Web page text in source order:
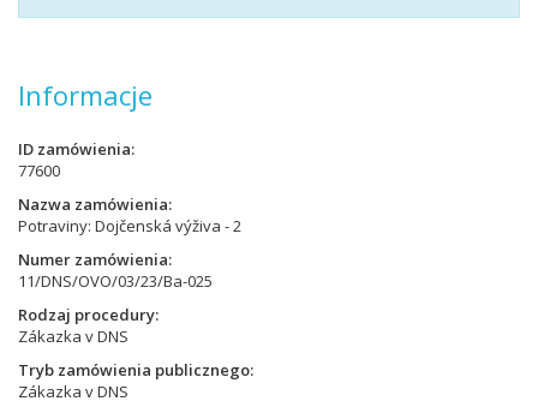
Informacje
ID zamówienia
77600
Nazwa zamówienia
Potraviny: Dojčenská výživa - 2
Numer zamówienia
11/DNS/OVO/03/23/Ba-025
Rodzaj procedury
Zákazka v DNS
Tryb zamówienia publicznego
Zákazka v DNS